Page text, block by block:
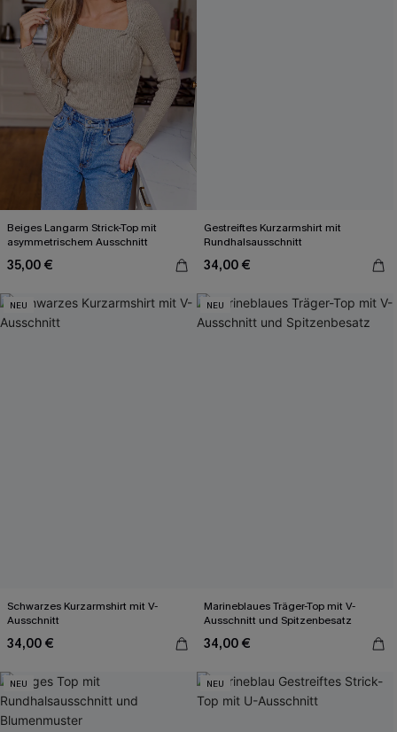
Beiges Langarm Strick-Top mit
asymmetrischem Ausschnitt
35,00 €
Gestreiftes Kurzarmshirt mit
Rundhalsausschnitt
34,00 €
NEU
Schwarzes Kurzarmshirt mit V-
Ausschnitt
34,00 €
NEU
Marineblaues Träger-Top mit V-
Ausschnitt und Spitzenbesatz
34,00 €
NEU NEU